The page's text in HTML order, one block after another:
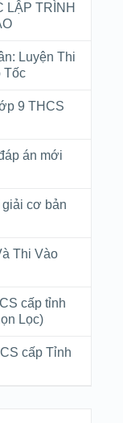
LẬP TRÌNH
Luyện Thi
Tốc
9 THCS
án mới
cơ bản
Thi Vào
cấp tỉnh
Lọc)
cấp Tỉnh